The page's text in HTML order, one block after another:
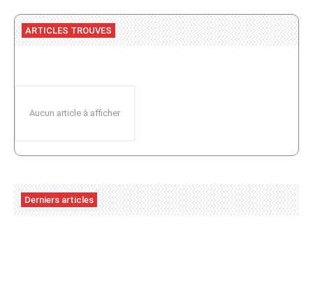
ARTICLES TROUVES
Aucun article à afficher
Derniers articles